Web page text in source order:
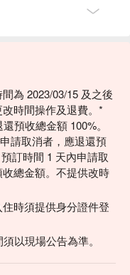
為 2023/03/15 及之後
時間操作及退費。*
預收總金額 100%。
請取消者，應退還預
訂時間 1 天內申請取
總金額。不提供改時
時須提供身分證件登
以現場公告為準。